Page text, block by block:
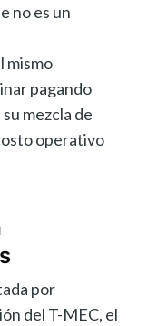
no es un
mismo
pagando
mezcla de
operativo
por
del T-MEC, el